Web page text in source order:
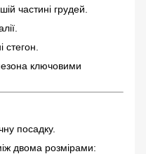
частині грудей.
ключовими
посадку.
двома розмірами: